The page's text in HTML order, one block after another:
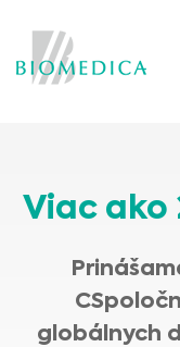
Viac
globálnych